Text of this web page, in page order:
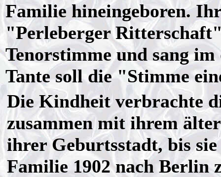
Familie hineingeboren.
"Perleberger
Tenorstimme und sang
Tante soll die "Stimme
Die Kindheit verbrachte
zusammen mit ihrem
ihrer Geburtsstadt, bis
Familie 1902 nach Berlin